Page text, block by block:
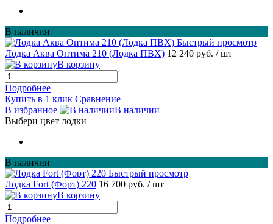
В наличии
Быстрый просмотр
Лодка Аква Оптима 210 (Лодка ПВХ) 12 240 руб. / шт
В корзину
Подробнее
Купить в 1 клик Сравнение
В избранное
В наличии
Выбери цвет лодки
В наличии
Быстрый просмотр
Лодка Fort (Форт) 220 16 700 руб. / шт
В корзину
Подробнее